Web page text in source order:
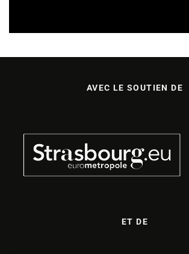
AVEC LE SOUTIEN DE
ET DE